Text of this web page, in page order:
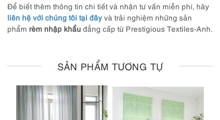
Để biết thêm thông tin chi tiết và nhận tư vấn miễn phí, hãy
liên hệ với chúng tôi tại đây và trải nghiệm những sản
phẩm rèm nhập khẩu đẳng cấp từ Prestigious Textiles-Anh.
SẢN PHẨM TƯƠNG TỰ